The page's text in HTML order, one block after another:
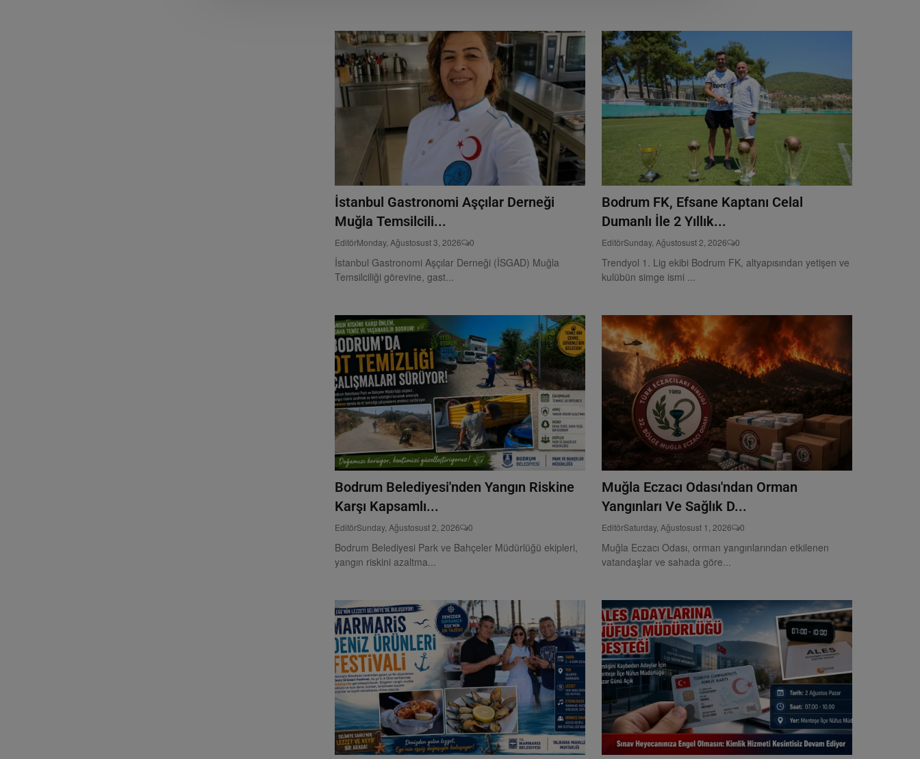
İstanbul Gastronomi Aşçılar Derneği
Muğla Temsilcili...
EditörMonday, Ağustosust 3, 2026 0
İstanbul Gastronomi Aşçılar Derneği (İSGAD) Muğla
Temsilciliği görevine, gast...
Bodrum FK, Efsane Kaptanı Celal
Dumanlı İle 2 Yıllık...
EditörSunday, Ağustosust 2, 2026 0
Trendyol 1. Lig ekibi Bodrum FK, altyapısından yetişen ve
kulübün simge ismi ...
Bodrum Belediyesi'nden Yangın Riskine
Karşı Kapsamlı...
EditörSunday, Ağustosust 2, 2026 0
Bodrum Belediyesi Park ve Bahçeler Müdürlüğü ekipleri,
yangın riskini azaltma...
Muğla Eczacı Odası'ndan Orman
Yangınları Ve Sağlık D...
EditörSaturday, Ağustosust 1, 2026 0
Muğla Eczacı Odası, orman yangınlarından etkilenen
vatandaşlar ve sahada göre...